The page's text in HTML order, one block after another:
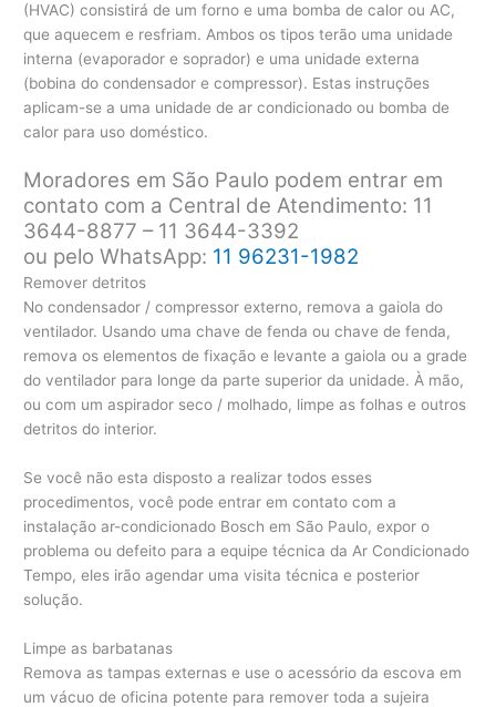
(HVAC) consistirá de um forno e uma bomba de calor ou AC,
que aquecem e resfriam. Ambos os tipos terão uma unidade
interna (evaporador e soprador) e uma unidade externa
(bobina do condensador e compressor). Estas instruções
aplicam-se a uma unidade de ar condicionado ou bomba de
calor para uso doméstico.
Moradores em São Paulo podem entrar em
contato com a Central de Atendimento: 11
3644-8877 – 11 3644-3392
ou pelo WhatsApp: 11 96231-1982
Remover detritos
No condensador / compressor externo, remova a gaiola do
ventilador. Usando uma chave de fenda ou chave de fenda,
remova os elementos de fixação e levante a gaiola ou a grade
do ventilador para longe da parte superior da unidade. À mão,
ou com um aspirador seco / molhado, limpe as folhas e outros
detritos do interior.
Se você não esta disposto a realizar todos esses
procedimentos, você pode entrar em contato com a
instalação ar-condicionado Bosch em São Paulo, expor o
problema ou defeito para a equipe técnica da Ar Condicionado
Tempo, eles irão agendar uma visita técnica e posterior
solução.
Limpe as barbatanas
Remova as tampas externas e use o acessório da escova em
um vácuo de oficina potente para remover toda a sujeira